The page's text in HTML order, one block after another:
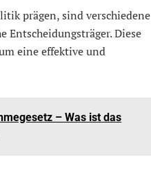
prägen, sind verschiedene
Diese
eine effektive und
– Was ist das